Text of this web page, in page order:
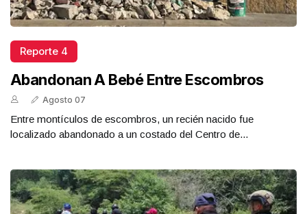
Reporte 4
Abandonan A Bebé Entre Escombros
Agosto 07
Entre montículos de escombros, un recién nacido fue
localizado abandonado a un costado del Centro de...